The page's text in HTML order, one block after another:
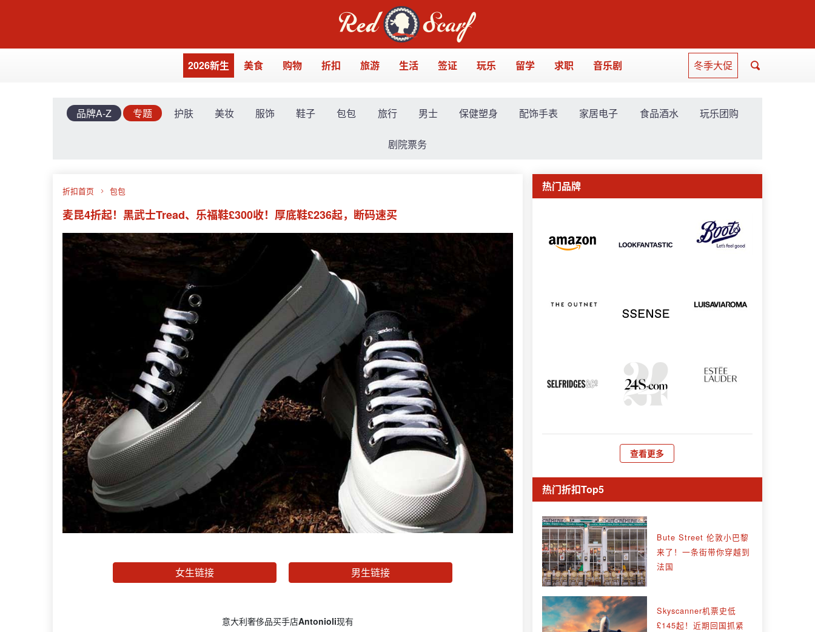
2026新生 美食 购物 折扣 旅游 生活 签证 玩乐 留学 求职 音乐剧 冬季大促
品牌A-Z 专题 护肤 美妆 服饰 鞋子 包包 旅行 男士 保健塑身 配饰手表 家居电子 食品酒水 玩乐团购
剧院票务
折扣首页 包包
麦昆4折起！黑武士Tread、乐福鞋£300收！厚底鞋£236起，断码速买
女生链接 男生链接
意大利奢侈品买手店Antonioli现有
热门品牌
查看更多
热门折扣Top5
Bute Street 伦敦小巴黎
来了！一条街带你穿越到
法国
Skyscanner机票史低
£145起！近期回国抓紧